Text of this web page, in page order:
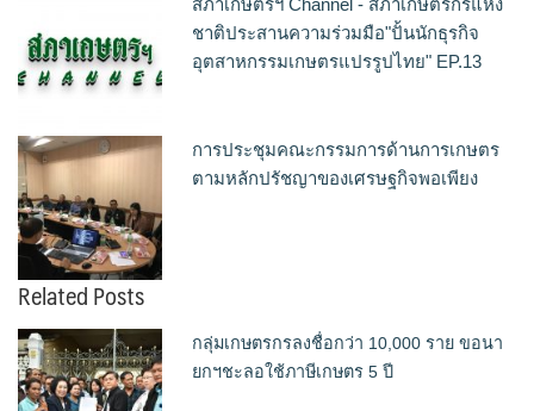
สภาเกษตรฯ Channel - สภาเกษตรกรแห่ง
ชาติประสานความร่วมมือ"ปั้นนักธุรกิจ
อุตสาหกรรมเกษตรแปรรูปไทย" EP.13
การประชุมคณะกรรมการด้านการเกษตร
ตามหลักปรัชญาของเศรษฐกิจพอเพียง
Related Posts
กลุ่มเกษตรกรลงชื่อกว่า 10,000 ราย ขอนา
ยกฯชะลอใช้ภาษีเกษตร 5 ปี